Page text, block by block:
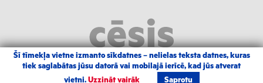
2026 |Izstrādāja Grandem|Autortiesības
Šī tīmekļa vietne izmanto sīkdatnes – nelielas teksta datnes, kuras
tiek saglabātas jūsu datorā vai mobilajā ierīcē, kad jūs atverat
vietni. Uzzināt vairāk Saprotu